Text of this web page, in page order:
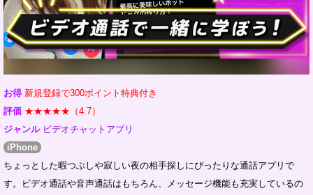
お得 新規登録で300ポイント特典付き
評価 ★★★★★（4.7）
ジャンル ビデオチャットアプリ
iPhone
ちょっとした暇つぶしや寂しい夜の相手探しにぴったりな通話アプリで
す。ビデオ通話や音声通話はもちろん、メッセージ機能も充実しているの